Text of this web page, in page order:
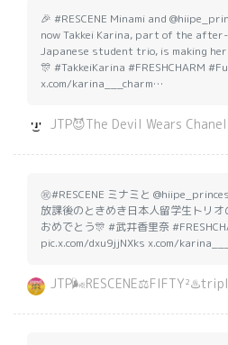
🎉 #RESCENE Minami and
now Takkei Karina, part of the
Japanese student trio, is making
🎊 #TakkeiKarina #FRESHCHARM
x.com/karina___charm…
㊗️#RESCENE ミナミと
放課後のときめき日本人留学生トリ
おめでとう🎊 #武井香里奈
pic.x.com/dxu9jjNXks x.com/